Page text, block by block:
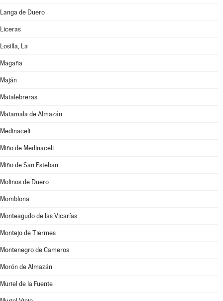
Langa de Duero
Liceras
Losilla, La
Magaña
Maján
Matalebreras
Matamala de Almazán
Medinaceli
Miño de Medinaceli
Miño de San Esteban
Molinos de Duero
Momblona
Monteagudo de las Vicarías
Montejo de Tiermes
Montenegro de Cameros
Morón de Almazán
Muriel de la Fuente